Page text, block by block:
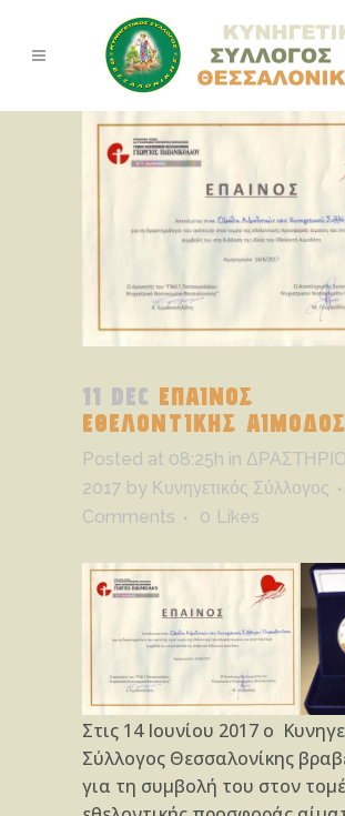
11 DEC ΕΠΑΙΝΟΣ
ΕΘΕΛΟΝΤΙΚΗΣ
Posted at 08:25h in
2017 by Κυνηγετικός Σύλλογος
Comments
0 Likes
Στις 14 Ιουνίου 2017 ο
Σύλλογος Θεσσαλονίκης
για τη συμβολή του στον